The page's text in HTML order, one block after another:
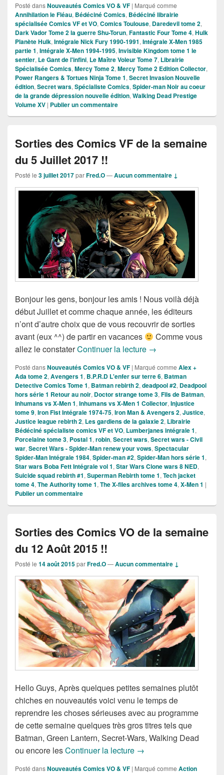
Posté dansNouveautés Comics VO & VF | Marqué comme
Annihilation le Fléau, Bédéciné Comics, Bédéciné librairie
spécialisée Comics VF et VO, Comics Toulouse, Daredevil tome 2,
Dark Vador Tome 2 la guerre Shu-Torun, Fantastic Four Tome 4, Hulk
Planète Hulk, Intégrale Nick Fury 1990-1991, Intégrale X-Men 1985
partie 1, Intégrale X-Men 1994-1995, Invisible Kingdom tome 1 le
sentier, Le Gant de l'infini, Le Maître Voleur Tome 7, Librairie
Spécialisée Comics, Mercy Tome 2, Mercy Tome 2 Edition Collector,
Power Rangers & Tortues Ninja Tome 1, Secret Invasion Nouvelle
édition, Secret wars, Spécialiste Comics, Spider-man Noir au coeur
de la grande dépression nouvelle édition, Walking Dead Prestige
Volume XV | Publier un commentaire
Sorties des Comics VF de la semaine
du 5 Juillet 2017 !!
Posté le 3 juillet 2017parFred.O—Aucun commentaire ↓
Bonjour les gens, bonjour les amis ! Nous voilà déjà
début Juillet et comme chaque année, les éditeurs
n’ont d’autre choix que de vous recouvrir de sorties
avant (eux ^^) de partir en vacances
Comme vous
allez le constaterContinuer la lecture Sorties des Comics
→
Posté dansNouveautés Comics VO & VF | Marqué comme Alex +
Ada tome 2, Avengers 1, B.P.R.D L'enfer sur terre 6, Batman
Detective Comics Tome 1, Batman rebirth 2, deadpool #2, Deadpool
hors série 1 Retour au noir, Doctor strange tome 3, Fils de Batman,
Inhumans vs X-Men 1, Inhumans vs X-Men 1 Collector, Injustice
tome 9, Iron Fist Intégrale 1974-75, Iron Man & Avengers 2, Justice,
Justice league rebirth 2, Les gardiens de la galaxie 2, Librairie
Bédéciné spécialiste comics VF et VO, Lumberjanes intégrale 1,
Porcelaine tome 3, Postal 1, robin, Secret wars, Secret wars - Civil
war, Secret Wars - Spider-Man renew your vows, Spectacular
Spider-Man Intégrale 1984, Spider-man #2, Spider-Man hors série 1,
Star wars Boba Fett Intégrale vol 1, Star Wars Clone wars 8 NED,
Suicide squad rebirth #1, Superman Rebirth tome 1, Tech jacket
tome 4, The Authority tome 1, The X-files archives tome 4, X-Men 1 |
Publier un commentaire
Sorties des Comics VO de la semaine
du 12 Août 2015 !!
Posté le 14 août 2015parFred.O—Aucun commentaire ↓
Hello Guys, Après quelques petites semaines plutôt
chiches en nouveautés voici venu le temps de
reprendre les choses sérieuses avec au programme
de cette semaine quelques très gros titres tels que
Batman, Green Lantern, Secret-Wars, Walking Dead
ou encore lesContinuer la lecture Sorties des Comics VO
→
Posté dansNouveautés Comics VO & VF | Marqué comme Action